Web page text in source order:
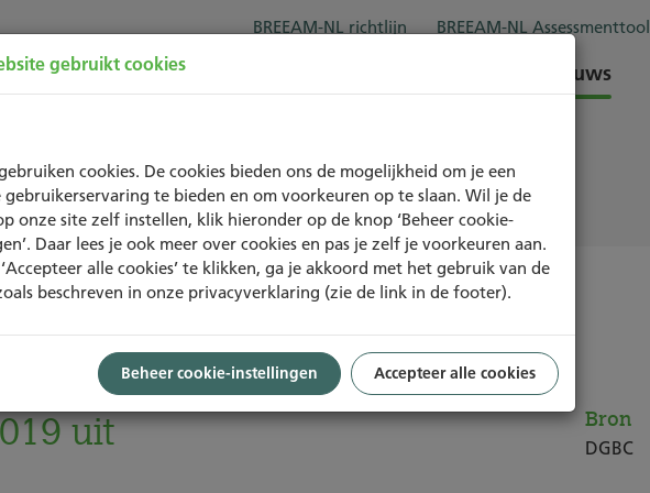
BREEAM-NL richtlijn BREEAM-NL Assessmenttool
Over BREEAM-NL Nieuws
BREEAM-NL Nieuwbouw
uit
Bron
DGBC
gebruikt cookies
cookies. De cookies bieden ons de mogelijkheid om je een
te bieden en om voorkeuren op te slaan. Wil je de
onze site zelf instellen, klik hieronder op de knop ‘Beheer cookie-
Daar lees je ook meer over cookies en pas je zelf je voorkeuren aan.
alle cookies’ te klikken, ga je akkoord met het gebruik van de
beschreven in onze privacyverklaring (zie de link in de footer).
Beheer cookie-instellingen Accepteer alle cookies